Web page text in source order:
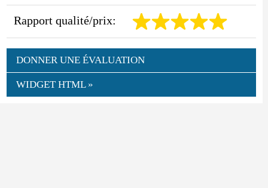
Rapport qualité/prix:
DONNER UNE ÉVALUATION
WIDGET HTML »